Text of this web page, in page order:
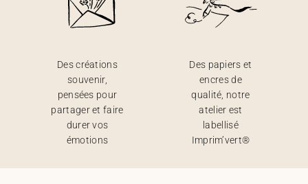
Des créations
souvenir,
pensées pour
partager et faire
durer vos
émotions
Des papiers et
encres de
qualité, notre
atelier est
labellisé
Imprim’vert®